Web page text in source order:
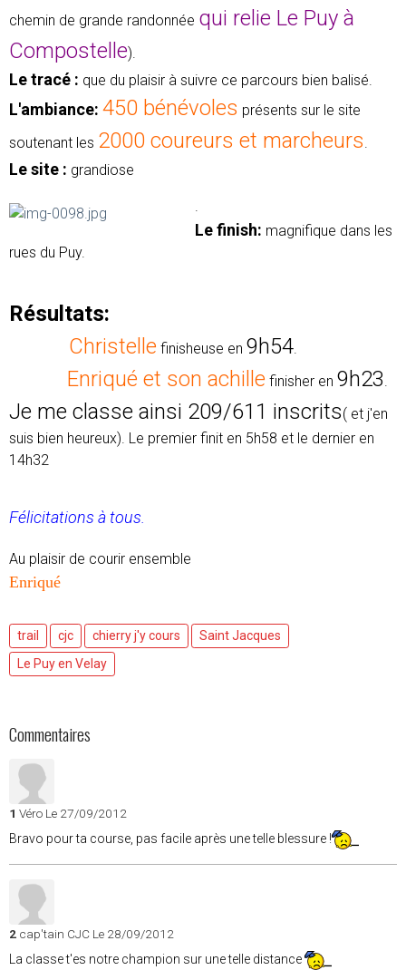
chemin de grande randonnée qui relie Le Puy à
Compostelle).
Le tracé : que du plaisir à suivre ce parcours bien balisé.
L'ambiance: 450 bénévoles présents sur le site
soutenant les 2000 coureurs et marcheurs.
Le site : grandiose
.
Le finish: magnifique dans les
rues du Puy.
Résultats:
Christelle finisheuse en 9h54.
Enriqué et son achille finisher en 9h23.
Je me classe ainsi 209/611 inscrits( et j'en
suis bien heureux). Le premier finit en 5h58 et le dernier en
14h32
Félicitations à tous.
Au plaisir de courir ensemble
Enriqué
trail cjc chierry j'y cours
Saint Jacques
Le Puy en Velay
Commentaires
1 Véro Le 27/09/2012
Bravo pour ta course, pas facile après une telle blessure !
2 cap'tain CJC Le 28/09/2012
La classe t'es notre champion sur une telle distance